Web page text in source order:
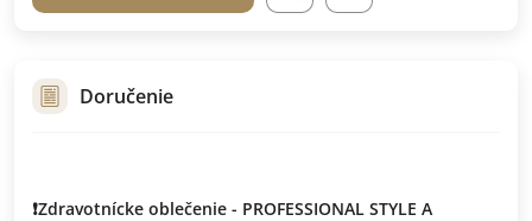
Doručenie
❗Zdravotnícke oblečenie - PROFESSIONAL STYLE A